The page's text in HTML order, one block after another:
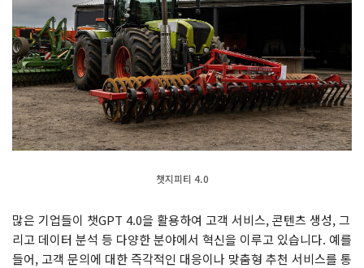
챗지피티 4.0
많은 기업들이 챗GPT 4.0을 활용하여 고객 서비스, 콘텐츠 생성, 그
리고 데이터 분석 등 다양한 분야에서 혁신을 이루고 있습니다. 예를
들어, 고객 문의에 대한 즉각적인 대응이나 맞춤형 추천 서비스를 통